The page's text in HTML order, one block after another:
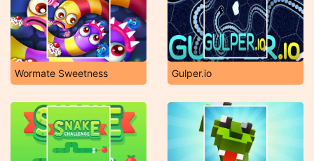
Wormate Sweetness Gulper.io